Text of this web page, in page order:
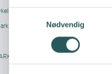
Nødvendig